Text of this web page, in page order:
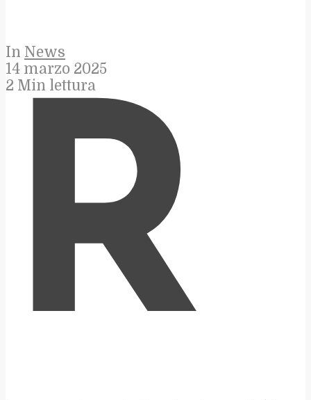
In News
14 marzo 2025
2 Min lettura
R